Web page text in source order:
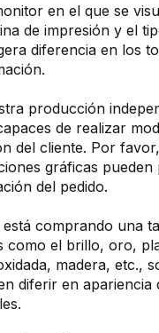
en el que se
de impresión y el
diferencia en los
producción
de realizar
del cliente. Por
gráficas
del pedido.
está comprando una
como el brillo, oro,
madera, etc.,
diferir en apariencia